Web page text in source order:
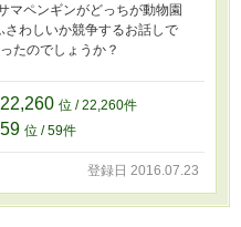
マペンギンがどっちが動物園
さわしいか競争するお話しで
たのでしょうか？
22,260 位 / 22,260件
59 位 / 59件
登録日 2016.07.23